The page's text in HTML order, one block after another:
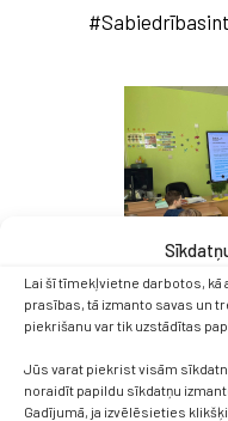
Lai šī tīmekļvietne darbotos,
prasības, tā izmanto savas un
piekrišanu var tik uzstādītas
Jūs varat piekrist visām
noraidīt papildu sīkdatņu
Gadījumā, ja izvēlēsieties